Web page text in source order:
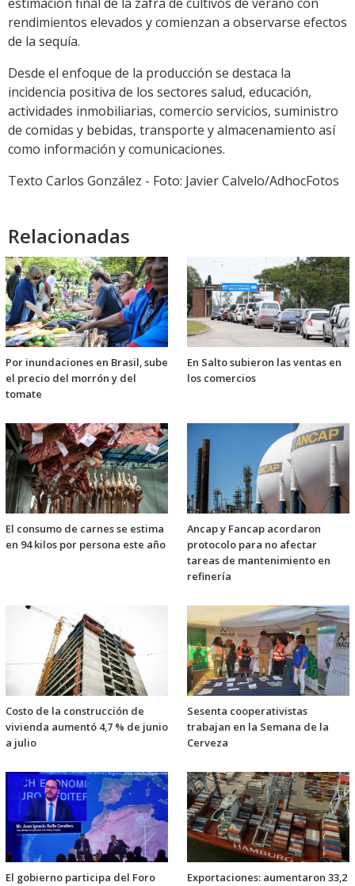
rendimientos elevados y comienzan a observarse efectos
de la sequía.
Desde el enfoque de la producción se destaca la
incidencia positiva de los sectores salud, educación,
actividades inmobiliarias, comercio servicios, suministro
de comidas y bebidas, transporte y almacenamiento así
como información y comunicaciones.
Texto Carlos González - Foto: Javier Calvelo/AdhocFotos
Relacionadas
Por inundaciones en Brasil, sube
el precio del morrón y del
tomate
En Salto subieron las ventas en
los comercios
El consumo de carnes se estima
en 94 kilos por persona este año
Ancap y Fancap acordaron
protocolo para no afectar
tareas de mantenimiento en
refinería
Costo de la construcción de
vivienda aumentó 4,7 % de junio
a julio
Sesenta cooperativistas
trabajan en la Semana de la
Cerveza
El gobierno participa del Foro
Exportaciones: aumentaron 33,2